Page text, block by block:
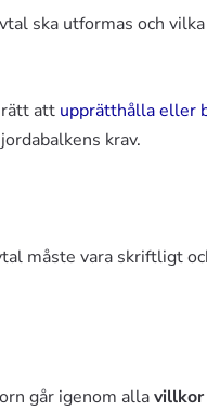
ska utformas och
rätt att upprätthålla eller
krav.
måste vara skriftligt
går igenom allavillkor